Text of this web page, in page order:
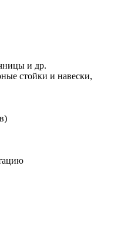
и др.
стойки и навески,